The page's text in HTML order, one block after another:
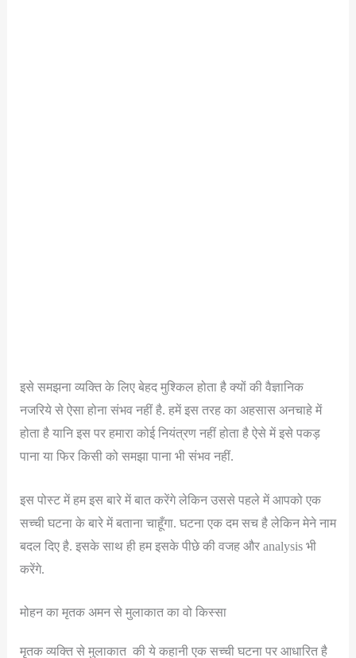
इसे समझना व्यक्ति के लिए बेहद मुश्किल होता है क्यों की वैज्ञानिक
नजरिये से ऐसा होना संभव नहीं है. हमें इस तरह का अहसास अनचाहे में
होता है यानि इस पर हमारा कोई नियंत्रण नहीं होता है ऐसे में इसे पकड़
पाना या फिर किसी को समझा पाना भी संभव नहीं.
इस पोस्ट में हम इस बारे में बात करेंगे लेकिन उससे पहले में आपको एक
सच्ची घटना के बारे में बताना चाहूँगा. घटना एक दम सच है लेकिन मेने नाम
बदल दिए है. इसके साथ ही हम इसके पीछे की वजह और analysis भी
करेंगे.
मोहन का मृतक अमन से मुलाकात का वो किस्सा
मृतक व्यक्ति से मुलाकात की ये कहानी एक सच्ची घटना पर आधारित है